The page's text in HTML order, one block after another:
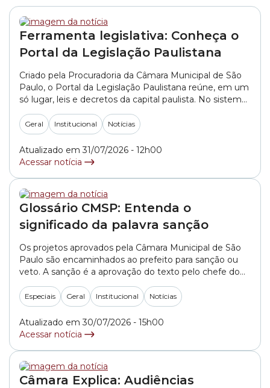
Ferramenta legislativa: Conheça o
Portal da Legislação Paulistana
Criado pela Procuradoria da Câmara Municipal de São
Paulo, o Portal da Legislação Paulistana reúne, em um
só lugar, leis e decretos da capital paulista. No sistema,
que é atualizado diariamente, o usuário tem acesso,
com precisão, às normas legais em vigor na cidade. Ao
pesquisar uma lei no site, por exemplo, é possível
acompanhar... »
Geral Institucional Notícias
Atualizado em 31/07/2026 - 12h00
Acessar notícia
Glossário CMSP: Entenda o
significado da palavra sanção
Os projetos aprovados pela Câmara Municipal de São
Paulo são encaminhados ao prefeito para sanção ou
veto. A sanção é a aprovação do texto pelo chefe do
Executivo. Depois dessa etapa, a proposta segue para
os procedimentos finais necessários para se tornar lei.
Antes de seguir para a apreciação do prefeito, o
projeto deve tramitar... »
Especiais Geral Institucional Notícias
Atualizado em 30/07/2026 - 15h00
Acessar notícia
Câmara Explica: Audiências